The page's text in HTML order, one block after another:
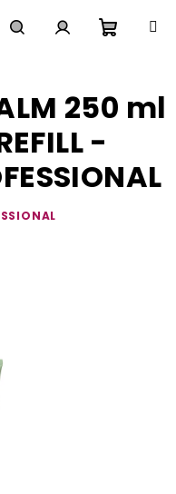
košík
250 ml
-